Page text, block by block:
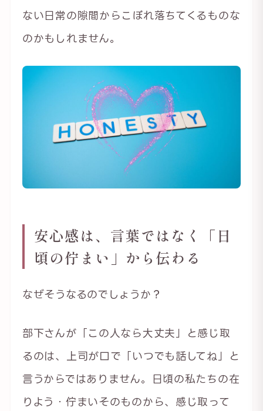
ない日常の隙間からこぼれ落ちてくるものな
のかもしれません。
安心感は、言葉ではなく「日
頃の佇まい」から伝わる
なぜそうなるのでしょうか？
部下さんが「この人なら大丈夫」と感じ取
るのは、上司が口で「いつでも話してね」と
言うからではありません。日頃の私たちの在
りよう・佇まいそのものから、感じ取って